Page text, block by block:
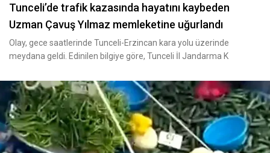
Tunceli’de trafik kazasında hayatını kaybeden
Uzman Çavuş Yılmaz memleketine uğurlandı
Olay, gece saatlerinde Tunceli-Erzincan kara yolu üzerinde
meydana geldi. Edinilen bilgiye göre, Tunceli İl Jandarma K